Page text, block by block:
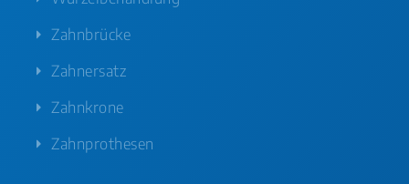
Zahnbrücke
Zahnersatz
Zahnkrone
Zahnprothesen